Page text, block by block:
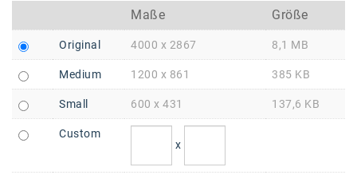
BRP-Rotax
Bundesdenkmalamt
Calle Libre
DDB Wien
Maße Größe
Original 4000 x 2867 8,1 MB
Medium 1200 x 861 385 KB
Small 600 x 431 137,6 KB
Custom
x